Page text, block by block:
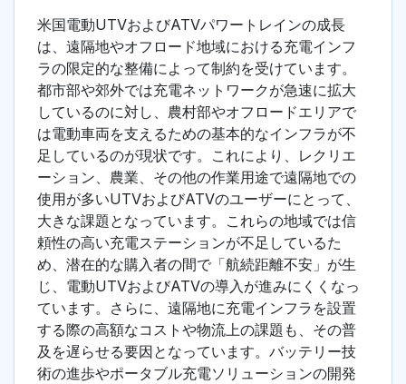
米国電動UTVおよびATVパワートレインの成長
は、遠隔地やオフロード地域における充電インフ
ラの限定的な整備によって制約を受けています。
都市部や郊外では充電ネットワークが急速に拡大
しているのに対し、農村部やオフロードエリアで
は電動車両を支えるための基本的なインフラが不
足しているのが現状です。これにより、レクリエ
ーション、農業、その他の作業用途で遠隔地での
使用が多いUTVおよびATVのユーザーにとって、
大きな課題となっています。これらの地域では信
頼性の高い充電ステーションが不足しているた
め、潜在的な購入者の間で「航続距離不安」が生
じ、電動UTVおよびATVの導入が進みにくくなっ
ています。さらに、遠隔地に充電インフラを設置
する際の高額なコストや物流上の課題も、その普
及を遅らせる要因となっています。バッテリー技
術の進歩やポータブル充電ソリューションの開発